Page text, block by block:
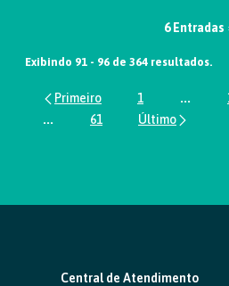
6 Entradas
Exibindo 91 - 96 de 364 resultados.
Página
1 ...
...Páginas intermediárias Usar
Página
61
Central de Atendimento